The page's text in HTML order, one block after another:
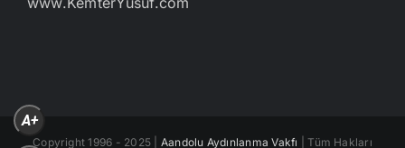
Copyright 1996 - 2025 | Aandolu Aydınlanma Vakfı | Tüm Hakları
A+